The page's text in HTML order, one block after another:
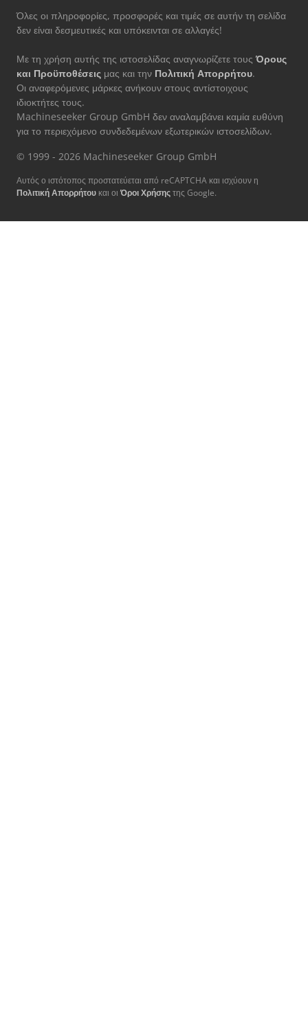
Όλες οι πληροφορίες, προσφορές και τιμές σε αυτήν τη σελίδα
δεν είναι δεσμευτικές και υπόκεινται σε αλλαγές!
Με τη χρήση αυτής της ιστοσελίδας αναγνωρίζετε τους Όρους
και Προϋποθέσεις μας και την Πολιτική Απορρήτου.
Οι αναφερόμενες μάρκες ανήκουν στους αντίστοιχους
ιδιοκτήτες τους.
Machineseeker Group GmbH δεν αναλαμβάνει καμία ευθύνη
για το περιεχόμενο συνδεδεμένων εξωτερικών ιστοσελίδων.
© 1999 - 2026 Machineseeker Group GmbH
Αυτός ο ιστότοπος προστατεύεται από reCAPTCHA και ισχύουν η
Πολιτική Απορρήτου και οι Όροι Χρήσηςτης Google.